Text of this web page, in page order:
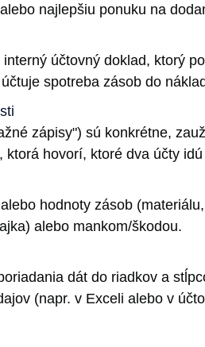
najlepšiu ponuku na
účtovný doklad, ktorý
spotreba zásob do
zápisy") sú konkrétne,
hovorí, ktoré dva účty
hodnoty zásob
alebo mankom/škodou.
dát do riadkov a
(napr. v Exceli alebo v